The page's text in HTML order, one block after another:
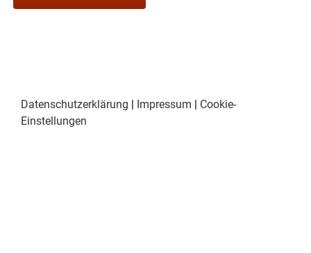
Datenschutzerklärung | Impressum | Cookie-
Einstellungen